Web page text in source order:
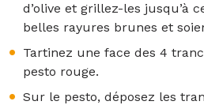
d’olive et grillez-les jusqu’à
belles rayures brunes et
Tartinez une face des 4
pesto rouge.
Sur le pesto, déposez les